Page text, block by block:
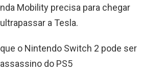
Mobility precisa para chegar
a Tesla.
que o Nintendo Switch 2 pode ser
do PS5